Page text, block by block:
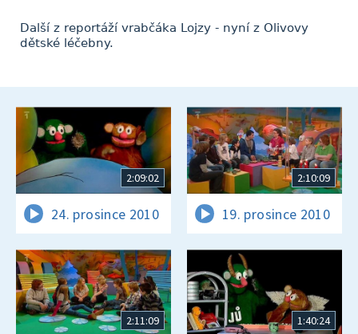
Další z reportáží vrabčáka Lojzy - nyní z Olivovy
dětské léčebny.
2:09:02
24. prosince 2010
2:10:09
19. prosince 2010
2:11:09 1:40:24